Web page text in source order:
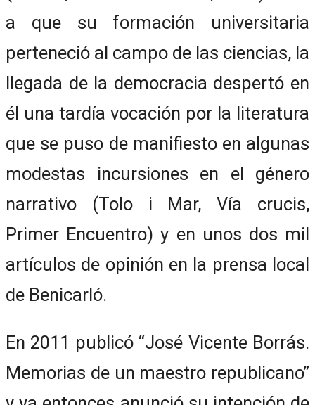
a que su formación universitaria
perteneció al campo de las ciencias, la
llegada de la democracia despertó en
él una tardía vocación por la literatura
que se puso de manifiesto en algunas
modestas incursiones en el género
narrativo (Tolo i Mar, Vía crucis,
Primer Encuentro) y en unos dos mil
artículos de opinión en la prensa local
de Benicarló.
En 2011 publicó “José Vicente Borrás.
Memorias de un maestro republicano”